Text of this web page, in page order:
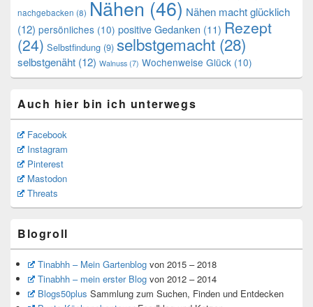
nachgebacken (8) Nähen (46) Nähen macht glücklich
(12) persönliches (10) positive Gedanken (11) Rezept
(24) Selbstfindung (9) selbstgemacht (28)
selbstgenäht (12) Walnuss (7) Wochenweise Glück (10)
Auch hier bin ich unterwegs
Facebook
Instagram
Pinterest
Mastodon
Threats
Blogroll
Tinabhh – Mein Gartenblogvon 2015 – 2018
Tinabhh – mein erster Blogvon 2012 – 2014
Blogs50plus Sammlung zum Suchen, Finden und Entdecken